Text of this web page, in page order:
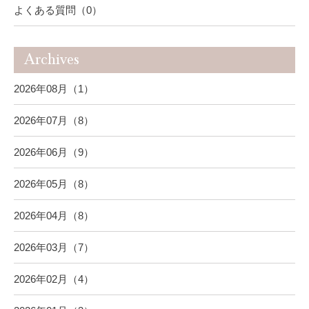
よくある質問（0）
Archives
2026年08月（1）
2026年07月（8）
2026年06月（9）
2026年05月（8）
2026年04月（8）
2026年03月（7）
2026年02月（4）